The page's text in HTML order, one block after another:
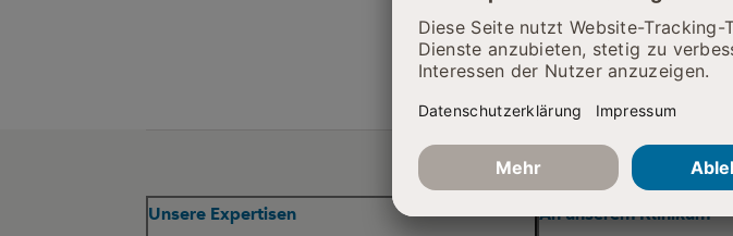
Unsere Expertisen
An unserem Klinikum